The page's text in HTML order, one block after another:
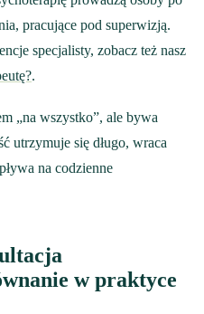
pracujące pod superwizją.
specjalisty, zobacz też nasz
.
„na wszystko”, ale bywa
utrzymuje się długo, wraca
na codzienne
w praktyce